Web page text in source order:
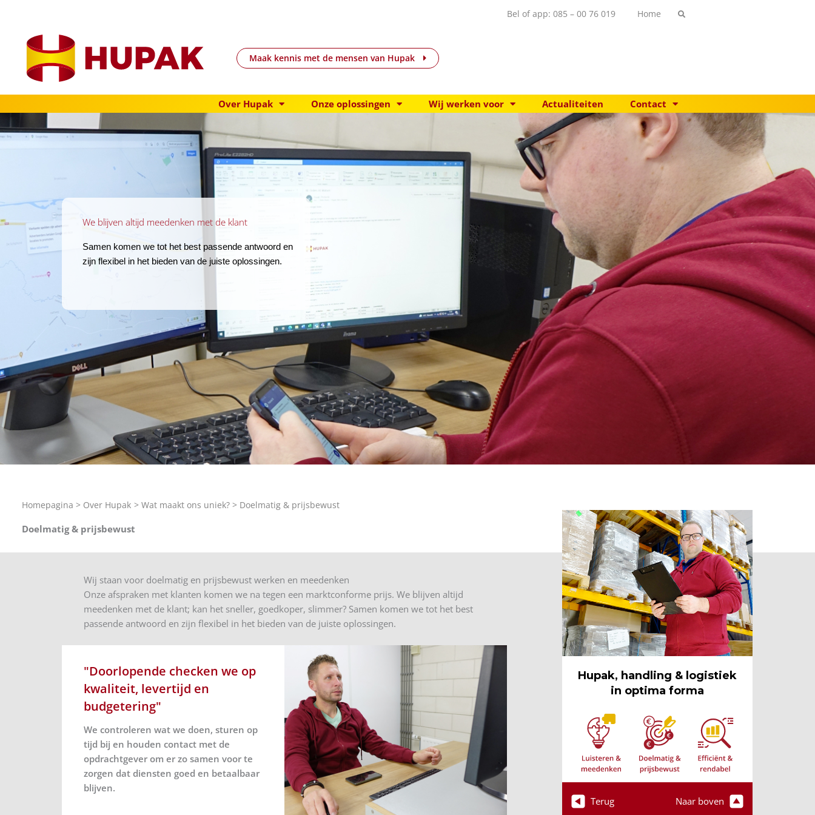
inhoud
Bel of app: 085 – 00 76 019 Home
Maak kennis met de mensen van Hupak
Over Hupak Onze oplossingen Wij werken voor Actualiteiten Contact
We blijven altijd meedenken met de klant
Samen komen we tot het best passende antwoord en
zijn flexibel in het bieden van de juiste oplossingen.
Homepagina Over Hupak Wat maakt ons uniek? Doelmatig & prijsbewust
Doelmatig & prijsbewust
Wij staan voor doelmatig en prijsbewust werken en meedenken
Onze afspraken met klanten komen we na tegen een marktconforme prijs. We blijven altijd
meedenken met de klant; kan het sneller, goedkoper, slimmer? Samen komen we tot het best
passende antwoord en zijn flexibel in het bieden van de juiste oplossingen.
"Doorlopende checken we op
kwaliteit, levertijd en
budgetering"
We controleren wat we doen, sturen op
tijd bij en houden contact met de
opdrachtgever om er zo samen voor te
zorgen dat diensten goed en betaalbaar
blijven.
Hupak, handling & logistiek
in optima forma
Terug Naar boven